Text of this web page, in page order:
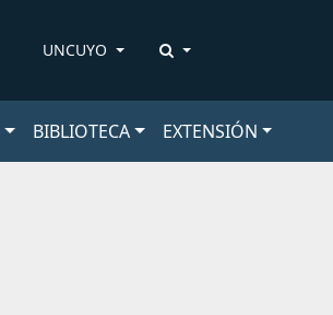
UNCUYO
BIBLIOTECA EXTENSIÓN